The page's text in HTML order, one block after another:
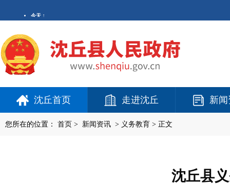
沈丘首页 走进沈丘 新
您所在的位置： 首页 > 新闻资讯 > 义务教育 > 正文
沈丘县